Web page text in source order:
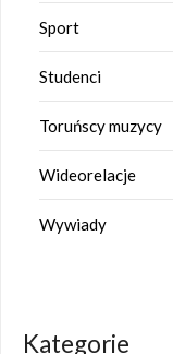
Sport
Studenci
Toruńscy muzycy
Wideorelacje
Wywiady
Kategorie